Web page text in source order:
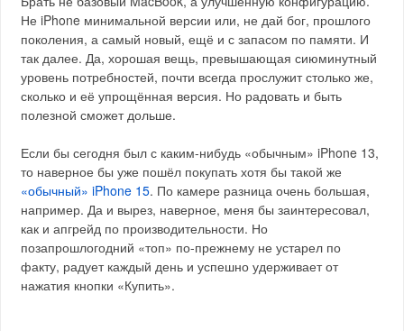
Не iPhone минимальной версии или, не дай бог, прошлого
поколения, а самый новый, ещё и с запасом по памяти. И
так далее. Да, хорошая вещь, превышающая сиюминутный
уровень потребностей, почти всегда прослужит столько же,
сколько и её упрощённая версия. Но радовать и быть
полезной сможет дольше.
Если бы сегодня был с каким-нибудь «обычным» iPhone 13,
то наверное бы уже пошёл покупать хотя бы такой же
«обычный» iPhone 15. По камере разница очень большая,
например. Да и вырез, наверное, меня бы заинтересовал,
как и апгрейд по производительности. Но
позапрошлогодний «топ» по-прежнему не устарел по
факту, радует каждый день и успешно удерживает от
нажатия кнопки «Купить».